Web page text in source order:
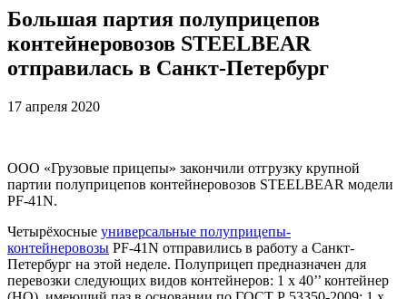
Большая партия полуприцепов
контейнеровозов STEELBEAR
отправилась в Санкт-Петербург
17 апреля 2020
ООО «Грузовые прицепы» закончили отгрузку крупной
партии полуприцепов контейнеровозов STEELBEAR модели
PF-41N.
Четырёхосные универсальные полуприцепы-
контейнеровозы PF-41N отправились в работу а Санкт-
Петербург на этой неделе. Полуприцеп предназначен для
перевозки следующих видов контейнеров: 1 х 40’’ контейнер